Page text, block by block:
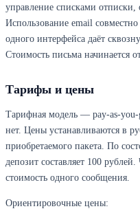
управление списками отписки,
Использование email
одного интерфейса даёт
Стоимость письма начинается
Тарифы и цены
Тарифная модель — pay-as-you-
нет. Цены устанавливаются в
приобретаемого пакета. По
депозит составляет 100
стоимость одного сообщения.
Ориентировочные цены: